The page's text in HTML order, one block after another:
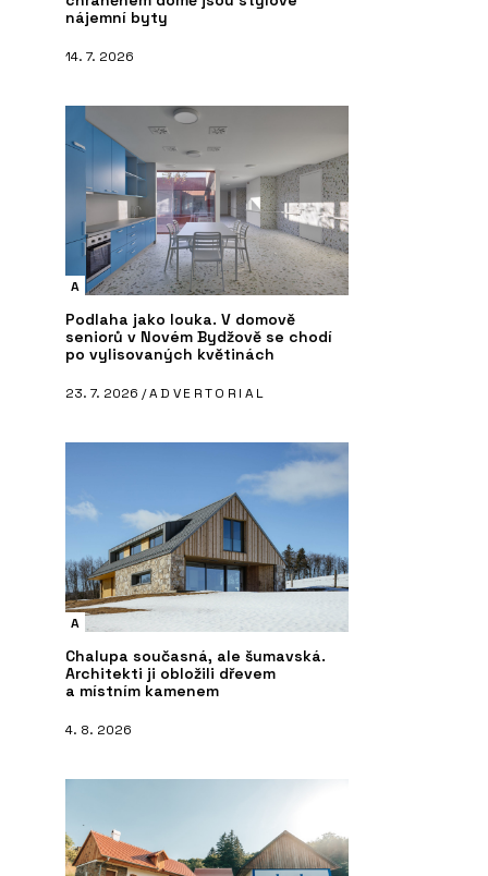
nájemní byty
14. 7. 2026
A
Podlaha jako louka. V domově
seniorů v Novém Bydžově se chodí
po vylisovaných květinách
23. 7. 2026 /ADVERTORIAL
A
Chalupa současná, ale šumavská.
Architekti ji obložili dřevem
a místním kamenem
4. 8. 2026